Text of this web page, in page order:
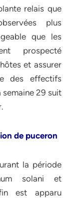
relais que
plus
que les
prospecté
et assurer
des effectifs
semaine 29 suit
de puceron
la période
solani et
est apparu